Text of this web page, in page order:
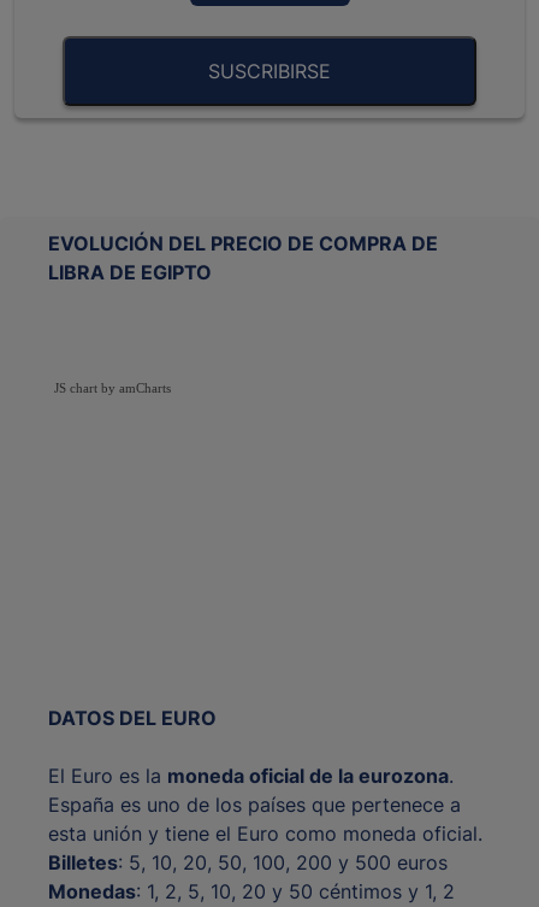
SUSCRIBIRSE
EVOLUCIÓN DEL PRECIO DE COMPRA DE
LIBRA DE EGIPTO
JS chart by amCharts
DATOS DEL EURO
El Euro es la moneda oficial de la eurozona.
España es uno de los países que pertenece a
esta unión y tiene el Euro como moneda oficial.
Billetes: 5, 10, 20, 50, 100, 200 y 500 euros
Monedas: 1, 2, 5, 10, 20 y 50 céntimos y 1, 2